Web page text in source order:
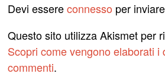
Devi essereconnesso per
Questo sito utilizza Akismet per
Scopri come vengono elaborati i
commenti.